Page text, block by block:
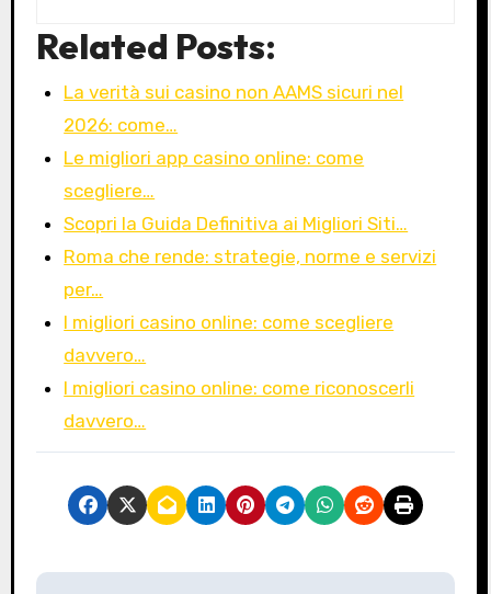
Related Posts:
La verità sui casino non AAMS sicuri nel
2026: come…
Le migliori app casino online: come
scegliere…
Scopri la Guida Definitiva ai Migliori Siti…
Roma che rende: strategie, norme e servizi
per…
I migliori casino online: come scegliere
davvero…
I migliori casino online: come riconoscerli
davvero…